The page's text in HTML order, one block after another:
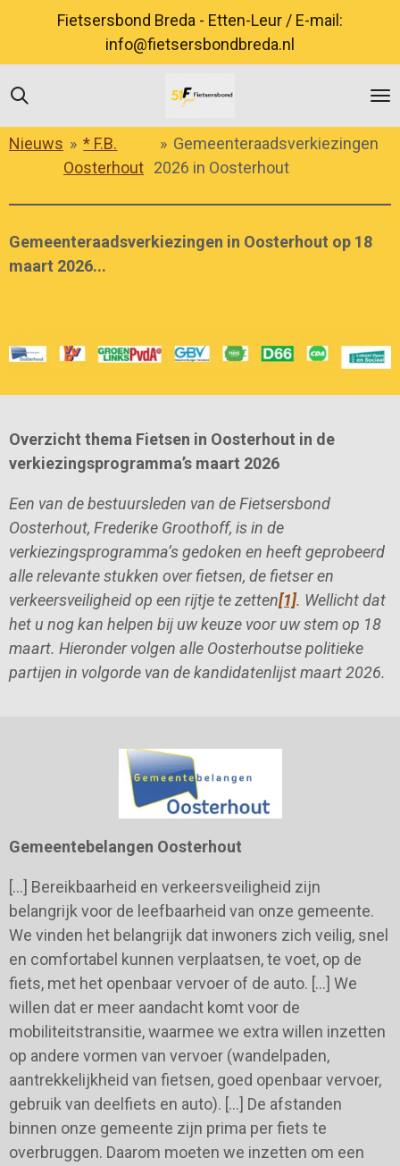
naar
de
Fietsersbond Breda - Etten-Leur / E-mail:
info@fietsersbondbreda.nl
Nieuws » * F.B.
Oosterhout
» Gemeenteraadsverkiezingen
2026 in Oosterhout
Gemeenteraadsverkiezingen in Oosterhout op 18
maart 2026...
Overzicht thema Fietsen in Oosterhout in de
verkiezingsprogramma’s maart 2026
Een van de bestuursleden van de Fietsersbond
Oosterhout, Frederike Groothoff, is in de
verkiezingsprogramma’s gedoken en heeft geprobeerd
alle relevante stukken over fietsen, de fietser en
verkeersveiligheid op een rijtje te zetten[1]. Wellicht dat
het u nog kan helpen bij uw keuze voor uw stem op 18
maart. Hieronder volgen alle Oosterhoutse politieke
partijen in volgorde van de kandidatenlijst maart 2026.
Gemeentebelangen Oosterhout
[…] Bereikbaarheid en verkeersveiligheid zijn
belangrijk voor de leefbaarheid van onze gemeente.
We vinden het belangrijk dat inwoners zich veilig, snel
en comfortabel kunnen verplaatsen, te voet, op de
fiets, met het openbaar vervoer of de auto. […] We
willen dat er meer aandacht komt voor de
mobiliteitstransitie, waarmee we extra willen inzetten
op andere vormen van vervoer (wandelpaden,
aantrekkelijkheid van fietsen, goed openbaar vervoer,
gebruik van deelfiets en auto). […] De afstanden
binnen onze gemeente zijn prima per fiets te
overbruggen. Daarom moeten we inzetten om een